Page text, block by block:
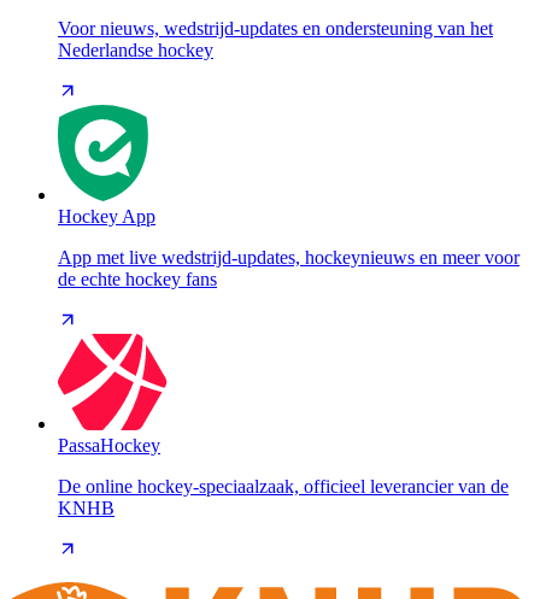
Voor nieuws, wedstrijd-updates en ondersteuning van het
Nederlandse hockey
Hockey App
App met live wedstrijd-updates, hockeynieuws en meer voor
de echte hockey fans
PassaHockey
De online hockey-speciaalzaak, officieel leverancier van de
KNHB